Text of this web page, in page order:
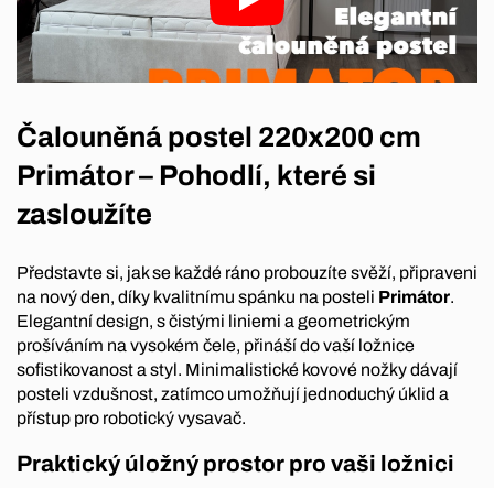
Čalouněná postel 220x200 cm
Primátor – Pohodlí, které si
zasloužíte
Představte si, jak se každé ráno probouzíte svěží, připraveni
na nový den, díky kvalitnímu spánku na posteli Primátor.
Elegantní design, s čistými liniemi a geometrickým
prošíváním na vysokém čele, přináší do vaší ložnice
sofistikovanost a styl. Minimalistické kovové nožky dávají
posteli vzdušnost, zatímco umožňují jednoduchý úklid a
přístup pro robotický vysavač.
Praktický úložný prostor pro vaši ložnici